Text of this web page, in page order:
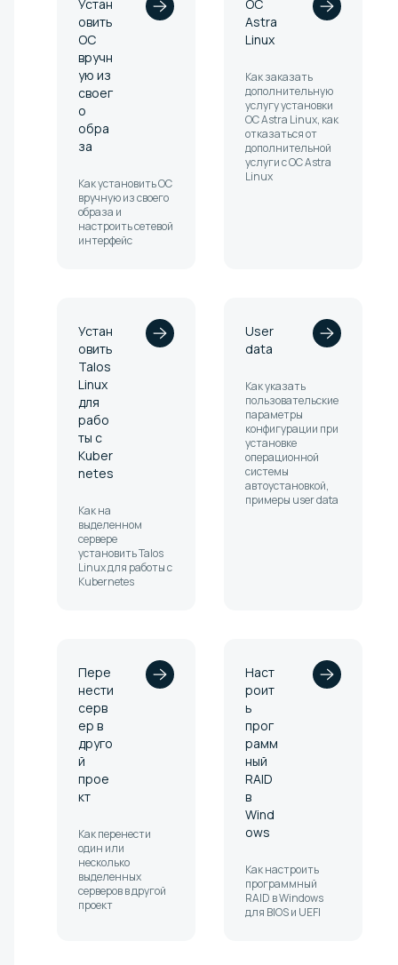
Устан
овить
ОС
вручн
ую из
своег
о
обра
за
Как установить ОС
вручную из своего
образа и
настроить сетевой
интерфейс
ОС
Astra
Linux
Как заказать
дополнительную
услугу установки
ОС Astra Linux, как
отказаться от
дополнительной
услуги с ОС Astra
Linux
Устан
овить
Talos
Linux
для
рабо
ты с
Kuber
netes
Как на
выделенном
сервере
установить Talos
Linux для работы с
Kubernetes
User
data
Как указать
пользовательские
параметры
конфигурации при
установке
операционной
системы
автоустановкой,
примеры user data
Пере
нести
серв
ер в
друго
й
прое
кт
Как перенести
один или
несколько
выделенных
серверов в другой
проект
Наст
роит
ь
прог
рамм
ный
RAID
в
Wind
ows
Как настроить
программный
RAID в Windows
для BIOS и UEFI